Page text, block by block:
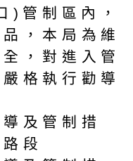
)管制區內，
，本局為維
，對進入管
格執行勸導
及管制措
段